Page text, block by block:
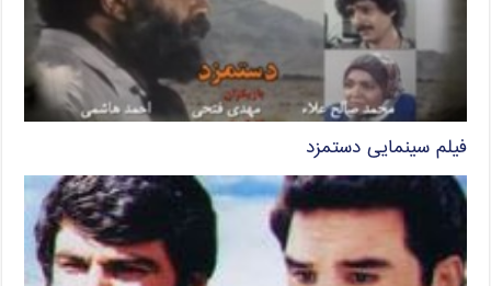
فیلم سینمایی دستمزد